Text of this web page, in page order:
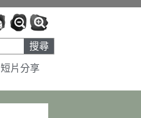
搜尋
短片分享